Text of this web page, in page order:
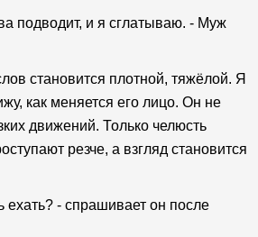
подводит, и я сглатываю. - Муж
становится плотной, тяжёлой. Я
как меняется его лицо. Он не
движений. Только челюсть
резче, а взгляд становится
ехать? - спрашивает он после